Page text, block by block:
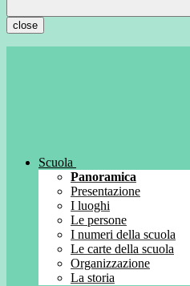
close
Scuola
Panoramica
Presentazione
I luoghi
Le persone
I numeri della scuola
Le carte della scuola
Organizzazione
La storia